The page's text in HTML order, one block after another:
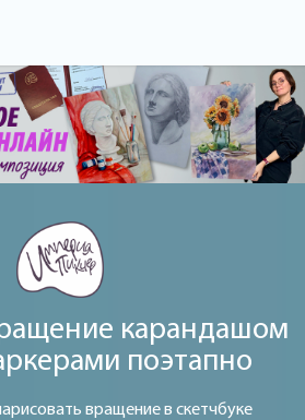
карандашом
поэтапно
вращение в скетчбуке